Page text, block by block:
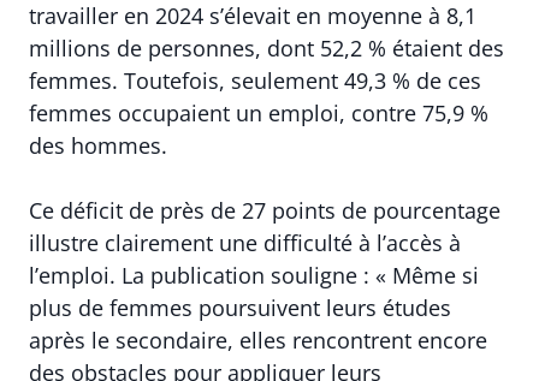
travailler en 2024 s’élevait en moyenne à 8,1
millions de personnes, dont 52,2 % étaient des
femmes. Toutefois, seulement 49,3 % de ces
femmes occupaient un emploi, contre 75,9 %
des hommes.
Ce déficit de près de 27 points de pourcentage
illustre clairement une difficulté à l’accès à
l’emploi. La publication souligne : « Même si
plus de femmes poursuivent leurs études
après le secondaire, elles rencontrent encore
des obstacles pour appliquer leurs